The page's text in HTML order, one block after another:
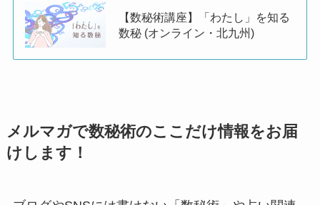
【数秘術講座】「わたし」を知る
数秘 (オンライン・北九州)
メルマガで数秘術のここだけ情報をお届
けします！